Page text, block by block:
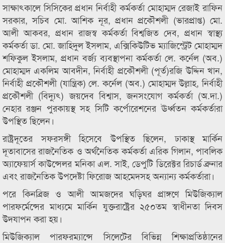
সাক্ষাৎকালে সিসিকের প্রধান নির্বাহী কর্মকর্তা মোহাম্মদ রেজাই রাফিন
সরকার, সচিব মো. আশিক নূর, প্রধান প্রকৌশলী (ভারপ্রাপ্ত) মো.
আলী আকবর, প্রধান রাজস্ব কর্মকর্তা বিশ্বজিত দেব, প্রধান স্বাস্থ্য
কর্মকর্তা ডা. মো. জাহিদুল ইসলাম, এক্সিকিউটিভ ম্যাজিস্ট্রেট মোহাম্মদ
শফিকুল ইসলাম, প্রধান বর্জ্য ব্যবস্থাপনা কর্মকর্তা লে. কর্নেল (অব.)
মোহাম্মদ একলিম আবদীন, নির্বাহী প্রকৌশলী (পূর্ত)রজি উদ্দিন খান,
নির্বাহী প্রকৌশলী (যান্ত্রিক) লে. কর্নেল (অব.) মোহাম্মদ উল্লাহ, নির্বাহী
প্রকৌশলী (বিদ্যুৎ) জয়দেব বিশ্বাস, জনসংযোগ কর্মকর্তা (অ.দা.)
নেহার রঞ্জন পুরকায়স্থ সহ সিটি কর্পোরেশনের ঊর্ধ্বতন কর্মকর্তারা
উপস্থিত ছিলেন।
রাষ্ট্রদূতের সফরসঙ্গী হিসেবে উপস্থিত ছিলেন, ঢাকাস্থ মার্কিন
দূতাবাসের রাজনৈতিক ও অর্থনৈতিক কর্মকর্তা এরিক গিলান, পাবলিক
অ্যাফেয়ার্স কাউন্সেলর মনিকা এল. সাই, ডেপুটি ডিরেক্টর রিচার্ড ব্রুনার
এবং রাজনৈতিক উপদেষ্টা ফিরোজ আহমেদসহ অন্যান্য কর্মকর্তারা।
পরে কিনব্রিজ ও আলী আমজদের ঘড়িঘর প্রাঙ্গণে মিউজিক্যাল
পারফর্মেন্সের মাধ্যমে মার্কিন যুক্তরাষ্ট্রের ২৫০তম স্বাধীনতা দিবস
উদযাপন করা হয়।
মিউজিক্যাল পারফরম্যান্সে সিলেটের বিভিন্ন শিক্ষাপ্রতিষ্ঠানের